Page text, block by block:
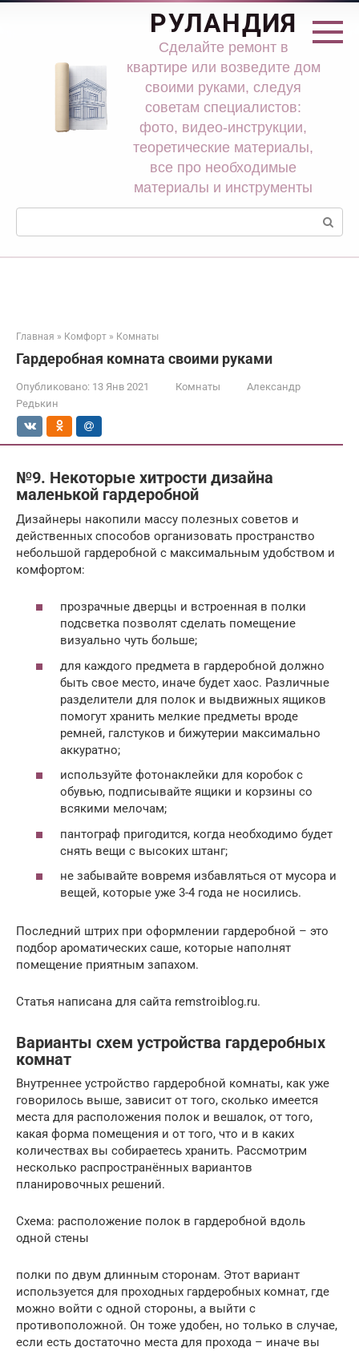
Перейти
РУЛАНДИЯ
Сделайте ремонт в
квартире или возведите дом
своими руками, следуя
советам специалистов:
фото, видео-инструкции,
теоретические материалы,
все про необходимые
материалы и инструменты
Поиск:
Главная » Комфорт » Комнаты
Гардеробная комната своими руками
Опубликовано: 13 Янв 2021 Комнаты
Александр
Редькин
№9. Некоторые хитрости дизайна
маленькой гардеробной
Дизайнеры накопили массу полезных советов и
действенных способов организовать пространство
небольшой гардеробной с максимальным удобством и
комфортом:
прозрачные дверцы и встроенная в полки
подсветка позволят сделать помещение
визуально чуть больше;
для каждого предмета в гардеробной должно
быть свое место, иначе будет хаос. Различные
разделители для полок и выдвижных ящиков
помогут хранить мелкие предметы вроде
ремней, галстуков и бижутерии максимально
аккуратно;
используйте фотонаклейки для коробок с
обувью, подписывайте ящики и корзины со
всякими мелочам;
пантограф пригодится, когда необходимо будет
снять вещи с высоких штанг;
не забывайте вовремя избавляться от мусора и
вещей, которые уже 3-4 года не носились.
Последний штрих при оформлении гардеробной – это
подбор ароматических саше, которые наполнят
помещение приятным запахом.
Статья написана для сайта remstroiblog.ru.
Варианты схем устройства гардеробных
комнат
Внутреннее устройство гардеробной комнаты, как уже
говорилось выше, зависит от того, сколько имеется
места для расположения полок и вешалок, от того,
какая форма помещения и от того, что и в каких
количествах вы собираетесь хранить. Рассмотрим
несколько распространённых вариантов
планировочных решений.
Схема: расположение полок в гардеробной вдоль
одной стены
полки по двум длинным сторонам. Этот вариант
используется для проходных гардеробных комнат, где
можно войти с одной стороны, а выйти с
противоположной. Он тоже удобен, но только в случае,
если есть достаточно места для прохода – иначе вы